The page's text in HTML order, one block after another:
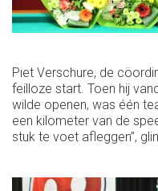
Piet Verschure, de
feilloze start. Toen hij
wilde openen, was één
een kilometer van de
stuk te voet afleggen’’,